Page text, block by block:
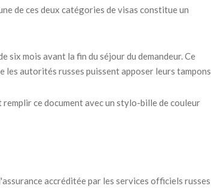
de ces deux catégories de visas constitue un
six mois avant la fin du séjour du demandeur. Ce
autorités russes puissent apposer leurs tampons.
remplir ce document avec un stylo-bille de couleur
accréditée par les services officiels russes